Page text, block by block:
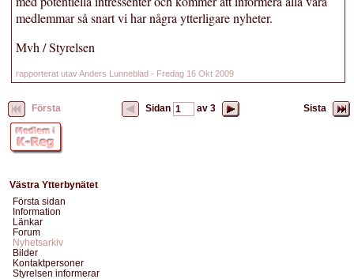
medlemmar så snart vi har några ytterligare nyheter.
Mvh / Styrelsen
rapporterat utav Anders Lunneblad - Fredag 16 Okt 2009
Första Sidan av 3 Sista
Västra Ytterbynätet
Första sidan
Information
Länkar
Forum
Nyhetsarkiv
Bilder
Kontaktpersoner
Styrelsen informerar